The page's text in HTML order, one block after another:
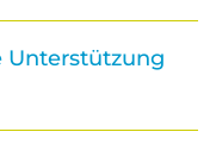
Unterstützung